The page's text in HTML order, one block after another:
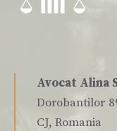
Avocat Alina
Dorobantilor
CJ, Romania